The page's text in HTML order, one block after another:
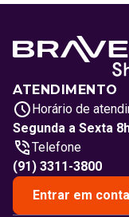
ATENDIMENTO
Horário de
Segunda a Sexta
Telefone
(91) 3311-3800
Entrar em